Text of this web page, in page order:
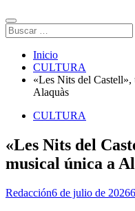
Buscar:
Inicio
CULTURA
«Les Nits del Castell»,
Alaquàs
CULTURA
«Les Nits del
musical única a
Redacción6 de julio de 2026